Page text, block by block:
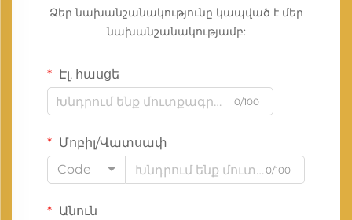
Ձեր նախանշանակությունը կապված է մեր
նախանշանակությամբ:
Էլ. հասցե
0/100
Մոբիլ/Վատսափ
Code
0/100
Անուն